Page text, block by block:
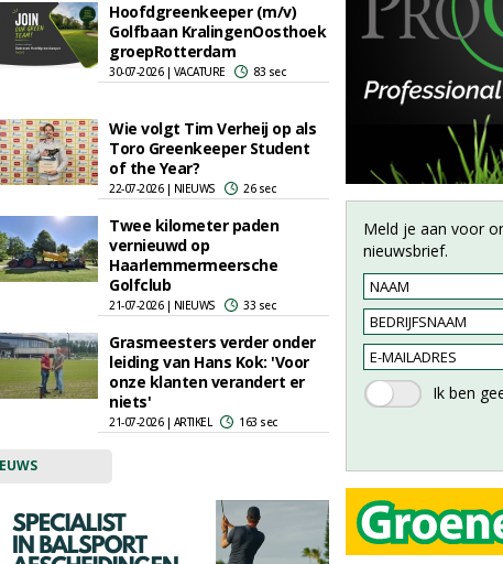
Hoofdgreenkeeper (m/v)
Golfbaan KralingenOosthoek
groepRotterdam
30-07-2026 | VACATURE 83 sec
Wie volgt Tim Verheij op als
Toro Greenkeeper Student
of the Year?
22-07-2026 | NIEUWS 26 sec
Twee kilometer paden
vernieuwd op
Haarlemmermeersche
Golfclub
21-07-2026 | NIEUWS 33 sec
Grasmeesters verder onder
leiding van Hans Kok: 'Voor
onze klanten verandert er
niets'
21-07-2026 | ARTIKEL 163 sec
Meld je aan voor
nieuwsbrief.